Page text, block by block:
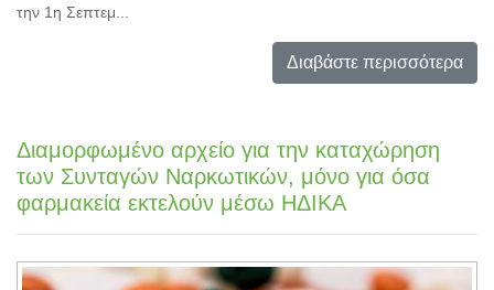
την 1η Σεπτεμ...
Διαβάστε περισσότερα
Διαμορφωμένο αρχείο για την καταχώρηση
των Συνταγών Ναρκωτικών, μόνο για όσα
φαρμακεία εκτελούν μέσω ΗΔΙΚΑ